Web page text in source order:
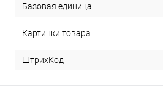
Базовая единица
Картинки товара
ШтрихКод